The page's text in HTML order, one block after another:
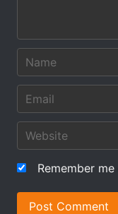
Remember me
Post Comment